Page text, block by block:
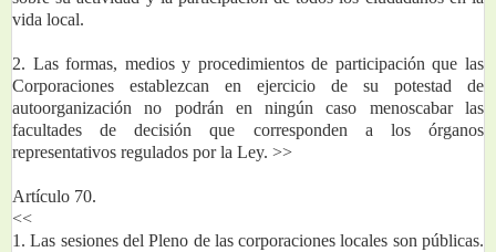
vida local.
2. Las formas, medios y procedimientos de participación que las
Corporaciones establezcan en ejercicio de su potestad de
autoorganización no podrán en ningún caso menoscabar las
facultades de decisión que corresponden a los órganos
representativos regulados por la Ley. >>
Artículo 70.
<<
1. Las sesiones del Pleno de las corporaciones locales son públicas.